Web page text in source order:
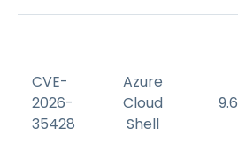
CVE-
2026-
35428
Azure
Cloud
Shell
9.6